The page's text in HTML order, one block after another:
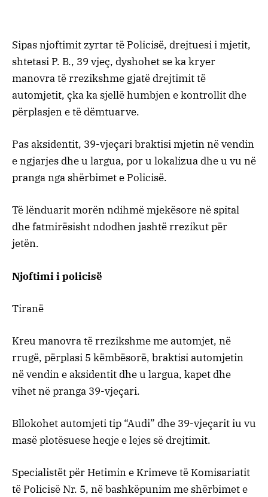
Sipas njoftimit zyrtar të Policisë, drejtuesi i mjetit,
shtetasi P. B., 39 vjeç, dyshohet se ka kryer
manovra të rrezikshme gjatë drejtimit të
automjetit, çka ka sjellë humbjen e kontrollit dhe
përplasjen e të dëmtuarve.
Pas aksidentit, 39-vjeçari braktisi mjetin në vendin
e ngjarjes dhe u largua, por u lokalizua dhe u vu në
pranga nga shërbimet e Policisë.
Të lënduarit morën ndihmë mjekësore në spital
dhe fatmirësisht ndodhen jashtë rrezikut për
jetën.
Njoftimi i policisë
Tiranë
Kreu manovra të rrezikshme me automjet, në
rrugë, përplasi 5 këmbësorë, braktisi automjetin
në vendin e aksidentit dhe u largua, kapet dhe
vihet në pranga 39-vjeçari.
Bllokohet automjeti tip “Audi” dhe 39-vjeçarit iu vu
masë plotësuese heqje e lejes së drejtimit.
Specialistët për Hetimin e Krimeve të Komisariatit
të Policisë Nr. 5, në bashkëpunim me shërbimet e